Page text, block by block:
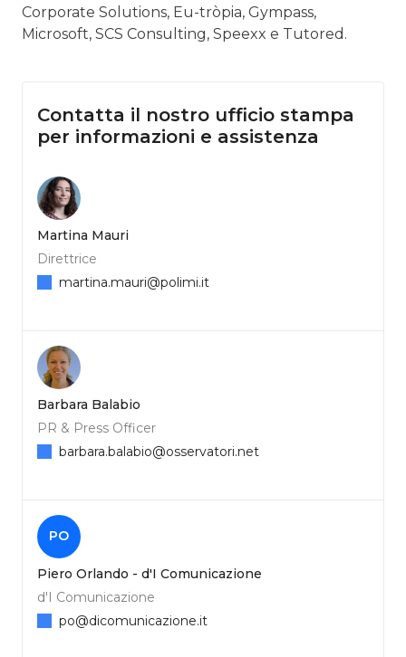
Corporate Solutions, Eu-tròpia, Gympass,
Microsoft, SCS Consulting, Speexx e Tutored.
Contatta il nostro ufficio stampa
per informazioni e assistenza
Martina Mauri
Direttrice
martina.mauri@polimi.it
Barbara Balabio
PR & Press Officer
barbara.balabio@osservatori.net
PO
Piero Orlando - d'I Comunicazione
d'I Comunicazione
po@dicomunicazione.it